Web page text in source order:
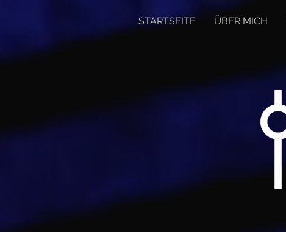
STARTSEITE ÜBER MICH